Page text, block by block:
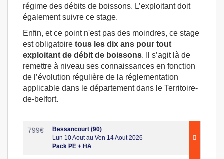
régime des débits de boissons. L’exploitant doit
également suivre ce stage.
Enfin, et ce point n'est pas des moindres, ce stage
est obligatoire tous les dix ans pour tout
exploitant de débit de boissons. Il s’agit là de
remettre à niveau ses connaissances en fonction
de l’évolution régulière de la réglementation
applicable dans le département dans le Territoire-
de-belfort.
799€
Bessancourt (90)
Lun 10 Aout au Ven 14 Aout 2026
Pack PE + HA